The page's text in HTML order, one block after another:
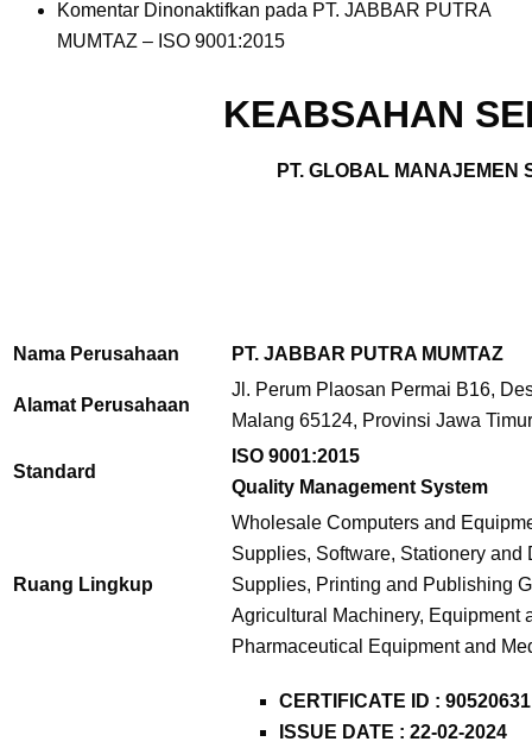
Komentar Dinonaktifkan pada PT. JABBAR PUTRA
MUMTAZ – ISO 9001:2015
KEABSAHAN
PT. GLOBAL MANAJEMEN
Nama Perusahaan PT. JABBAR PUTRA MUMTAZ
Alamat Perusahaan
Jl. Perum Plaosan Permai B16,
Malang 65124, Provinsi Jawa
Standard
ISO 9001:2015
Quality Management System
Ruang Lingkup
Wholesale Computers and
Supplies, Software, Stationery
Supplies, Printing and Publishing
Agricultural Machinery, Equipment
Pharmaceutical Equipment and
CERTIFICATE ID : 90520631
ISSUE DATE : 22-02-2024